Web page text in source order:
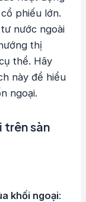
phiếu lớn.
nước ngoài
thị
thể. Hãy
này để hiểu
ngoại.
trên sàn
khối ngoại: